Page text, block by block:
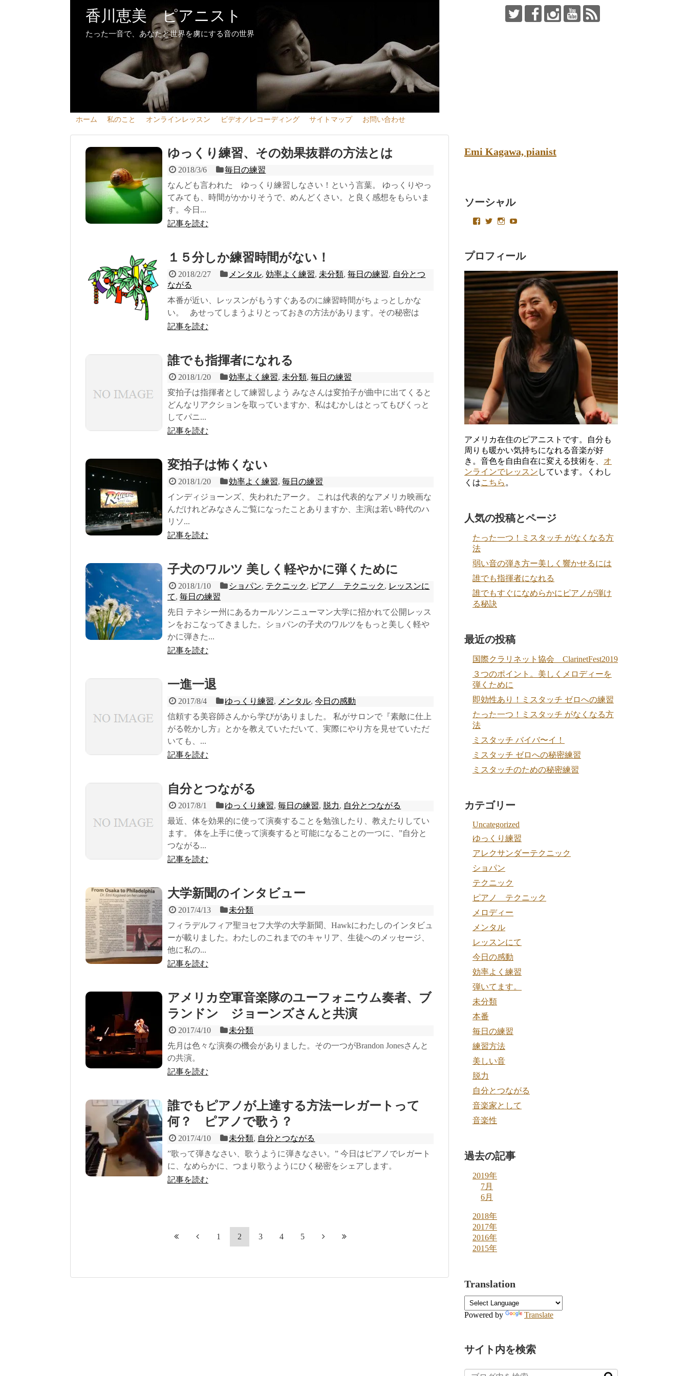
香川恵美 ピアニスト
たった一音で、あなたと世界を虜にする音の世界
ホーム 私のこと オンラインレッスン ビデオ／レコーディング サイトマップ お問い合わせ
ゆっくり練習、その効果抜群の方法とは
2018/3/6
毎日の練習
なんども言われた ゆっくり練習しなさい！という言葉。 ゆっくりやっ
てみても、時間がかかりそうで、めんどくさい。と良く感想をもらいま
す。今日...
記事を読む
１５分しか練習時間がない！
2018/2/27 メンタル,効率よく練習, 未分類,毎日の練習, 自分とつ
ながる
本番が近い、レッスンがもうすぐあるのに練習時間がちょっとしかな
い。 あせってしまうよりとっておきの方法があります。その秘密は
記事を読む
誰でも指揮者になれる
2018/1/20 効率よく練習, 未分類,毎日の練習
変拍子は指揮者として練習しよう みなさんは変拍子が曲中に出てくると
どんなリアクションを取っていますか、私はむかしはとってもびくっと
してパニ...
記事を読む
変拍子は怖くない
2018/1/20 効率よく練習,毎日の練習
インディジョーンズ、失われたアーク。 これは代表的なアメリカ映画な
んだけれどみなさんご覧になったことありますか、主演は若い時代のハ
リソ...
記事を読む
子犬のワルツ 美しく軽やかに弾くために
2018/1/10 ショパン, テクニック, ピアノ テクニック, レッスンに
て, 毎日の練習
先日 テネシー州にあるカールソンニューマン大学に招かれて公開レッス
ンをおこなってきました。ショパンの子犬のワルツをもっと美しく軽や
かに弾きた...
記事を読む
一進一退
2017/8/4 ゆっくり練習, メンタル,今日の感動
信頼する美容師さんから学びがありました。 私がサロンで『素敵に仕上
がる乾かし方』とかを教えていただいて、実際にやり方を見せていただ
いても、...
記事を読む
自分とつながる
2017/8/1 ゆっくり練習,毎日の練習, 脱力, 自分とつながる
最近、体を効果的に使って演奏することを勉強したり、教えたりしてい
ます。 体を上手に使って演奏すると可能になることの一つに、”自分と
つながる...
記事を読む
大学新聞のインタビュー
2017/4/13
未分類
フィラデルフィア聖ヨセフ大学の大学新聞、Hawkにわたしのインタビュ
ーが載りました。わたしのこれまでのキャリア、生徒へのメッセージ、
他に私の...
記事を読む
アメリカ空軍音楽隊のユーフォニウム奏者、ブ
ランドン ジョーンズさんと共演
2017/4/10
未分類
先月は色々な演奏の機会がありました。その一つがBrandon Jonesさんと
の共演。
記事を読む
誰でもピアノが上達する方法ーレガートって
何？ ピアノで歌う？
2017/4/10 未分類, 自分とつながる
”歌って弾きなさい、歌うように弾きなさい。” 今日はピアノでレガート
に、なめらかに、つまり歌うようにひく秘密をシェアします。
記事を読む
1 2 3 4 5
Emi Kagawa, pianist
ソーシャル
emikagawapianist
プ
ロ
フ
ィ
ー
ル
を
Facebook
で
表
示
Velvetysound
プ
ロ
フ
ィ
ー
ル
を
Twitter
で
表
示
Velvetysound
プ
フ
ィ
ー
ル
を
Instagram
で
表
示
プ
ロ
フ
ィ
ー
ル
を
YouTube
で
表
プロフィール
アメリカ在住のピアニストです。自分も
周りも暖かい気持ちになれる音楽が好
き。音色を自由自在に変える技術を、 オ
ンラインでレッスン しています。くわし
くはこちら 。
人気の投稿とページ
たった一つ！ミスタッチ がなくなる方
法
弱い音の弾き方ー美しく響かせるには
誰でも指揮者になれる
誰でもすぐになめらかにピアノが弾け
る秘訣
最近の投稿
国際クラリネット協会 ClarinetFest2019
３つのポイント。美しくメロディーを
弾くために
即効性あり！ミスタッチ ゼロへの練習
たった一つ！ミスタッチ がなくなる方
法
ミスタッチ バイバ〜イ！
ミスタッチ ゼロへの秘密練習
ミスタッチのための秘密練習
カテゴリー
Uncategorized
ゆっくり練習
アレクサンダーテクニック
ショパン
テクニック
ピアノ テクニック
メロディー
メンタル
レッスンにて
今日の感動
効率よく練習
弾いてます。
未分類
本番
毎日の練習
練習方法
美しい音
脱力
自分とつながる
音楽家として
音楽性
過去の記事
2019年
7月
6月
2018年
2017年
2016年
2015年
Translation
Powered by Translate
サイト内を検索